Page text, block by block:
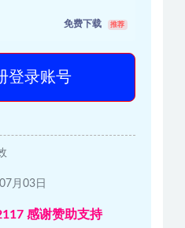
免费下载 推荐
登录账号
月03日
感谢赞助支持